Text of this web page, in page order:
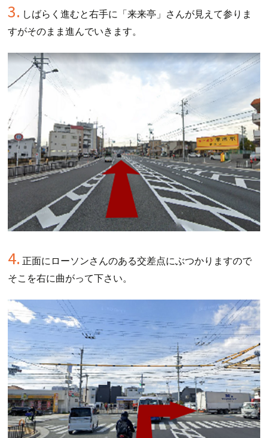
3. しばらく進むと右手に「来来亭」さんが見えて参りま
すがそのまま進んでいきます。
4. 正面にローソンさんのある交差点にぶつかりますので
そこを右に曲がって下さい。